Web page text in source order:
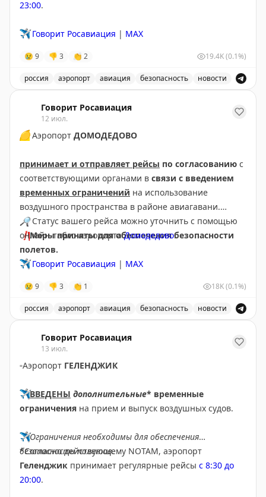
23:00.
✈️ Говорит Росавиация | MAX
😢 9 👎 3 👏 2 19.4K(0.1%)
россия аэропорт авиация безопасность новости
Говорит Росавиация
12 июл.
🟡Аэропорт ДОМОДЕДОВО
принимает и отправляет рейсы по согласованию с
соответствующими органами в связи с введением
временных ограничений на использование
воздушного пространства в районе авиагавани.
❗️Меры приняты для обеспечения безопасности
полетов.
🔎Статус вашего рейса можно уточнить с помощью
онлайн-табло аэропортаДомодедово.
✈️ Говорит Росавиация | МАХ
😢 9 👎 3 👏 1 18K(0.1%)
россия аэропорт авиация безопасность новости
Говорит Росавиация
13 июл.
▫️Аэропорт ГЕЛЕНДЖИК
✈️ВВЕДЕНЫ дополнительные* временные
ограничения на прием и выпуск воздушных судов.
✈️Ограничения необходимы для обеспечения
безопасности полетов.
*Согласно действующему NOTAM, аэропорт
Геленджик принимает регулярные рейсы с 8:30 до
20:00.